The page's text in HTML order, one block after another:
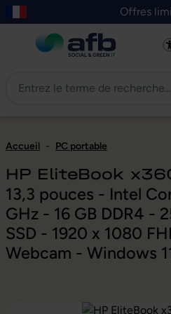
au contenu principal
Skip to B2B platform navigation
Offres
Accueil - PC portable
HP EliteBook
13,3 pouces - Intel
GHz - 16 GB DDR4 -
SSD - 1920 x 1080
Webcam - Windows
Ignorer la galerie d'images